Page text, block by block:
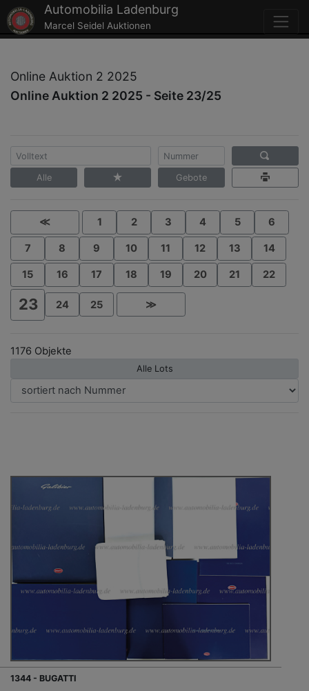
Automobilia Ladenburg
Marcel Seidel Auktionen
Online Auktion 2 2025
Online Auktion 2 2025 - Seite 23/25
Alle Gebote
≪ 1 2 3 4 5 6
7 8 9 10 11 12 13 14
15 16 17 18 19 20 21 22
23 24 25 ≫
1176 Objekte
Alle Lots
1344 - BUGATTI